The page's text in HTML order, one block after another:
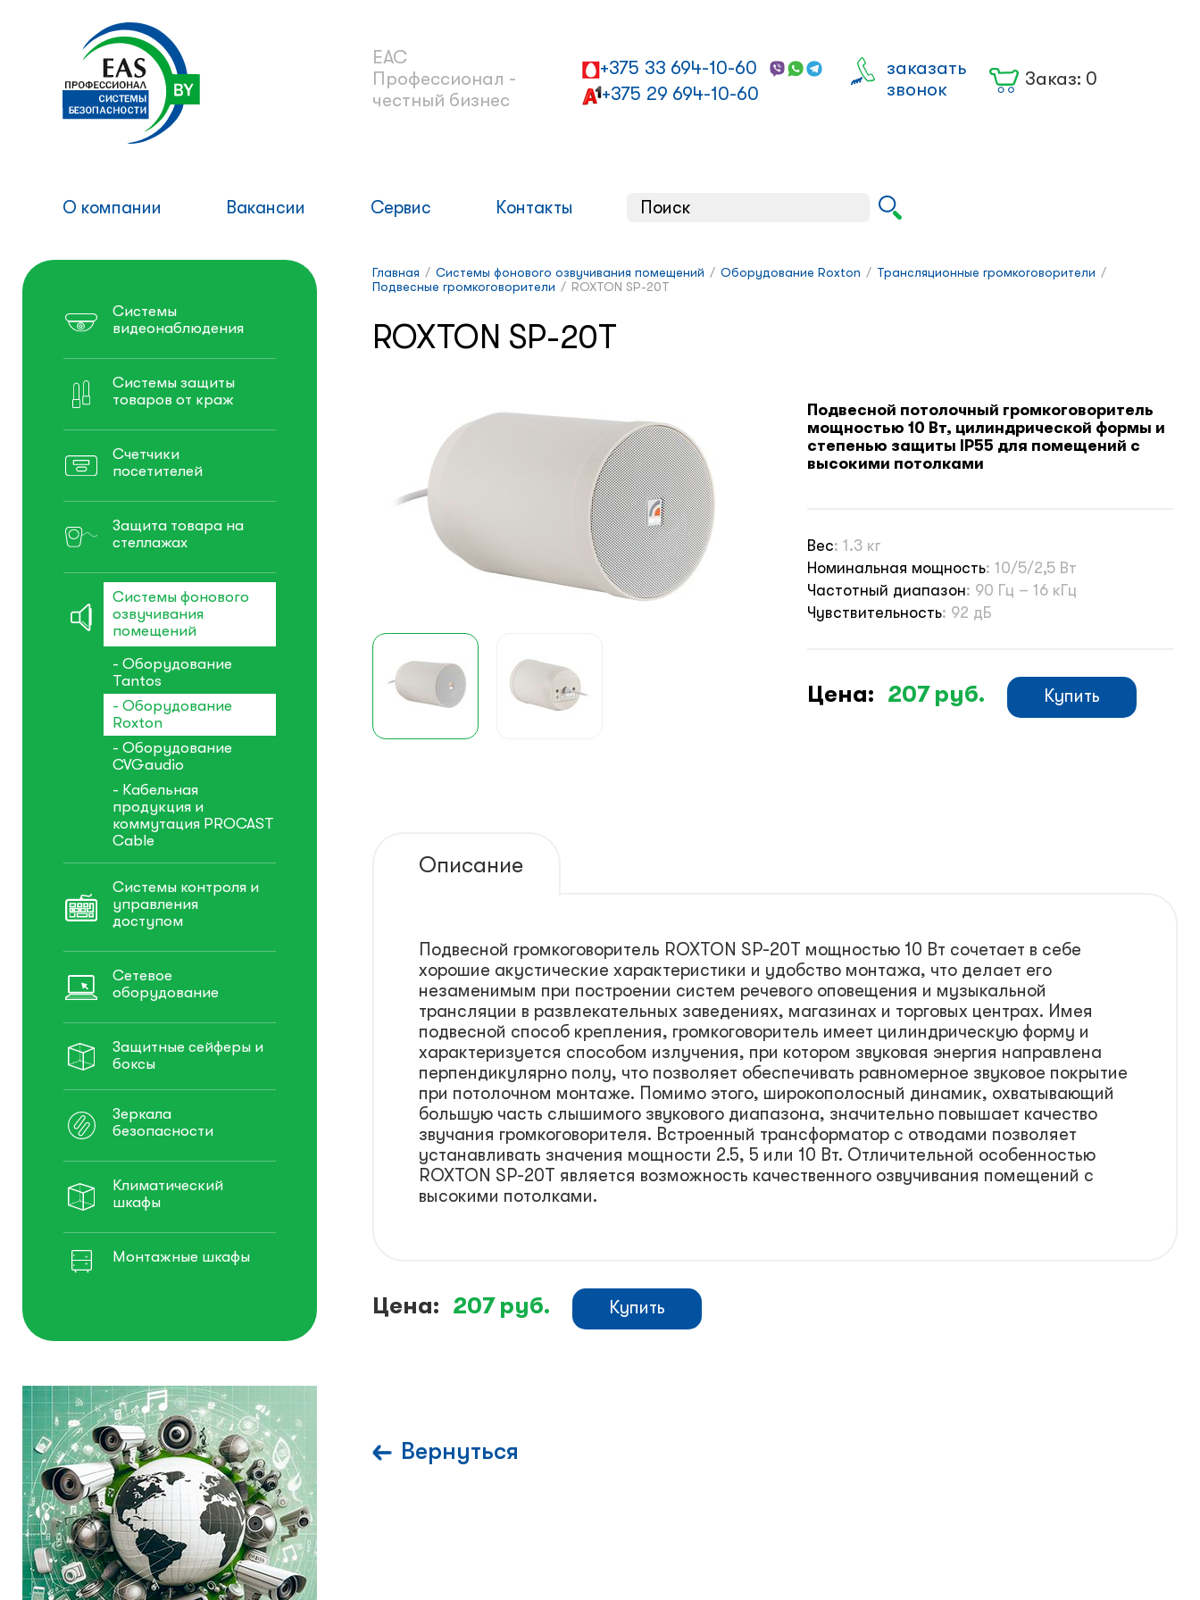
ЕАС
Профессионал -
честный бизнес
+375 33 694-10-60
+375 29 694-10-60
заказать
звонок
Заказ: 0
О компании Вакансии Сервис Контакты
Системы
видеонаблюдения
Системы защиты
товаров от краж
Счетчики
посетителей
Защита товара на
стеллажах
Системы фонового
озвучивания
помещений
- Оборудование
Tantos
- Оборудование
Roxton
- Оборудование
CVGaudio
- Кабельная
продукция и
коммутация PROCAST
Cable
Системы контроля и
управления
доступом
Сетевое
оборудование
Защитные сейферы и
боксы
Зеркала
безопасности
Климатический
шкафы
Монтажные шкафы
Главная / Системы фонового озвучивания помещений / Оборудование Roxton / Трансляционные громкоговорители /
Подвесные громкоговорители / ROXTON SP-20T
ROXTON SP-20T
Подвесной потолочный громкоговоритель
мощностью 10 Вт, цилиндрической формы и
степенью защиты IP55 для помещений с
высокими потолками
Вес: 1.3 кг
Номинальная мощность: 10/5/2,5 Вт
Частотный диапазон: 90 Гц – 16 кГц
Чувствительность: 92 дБ
Цена: 207 руб. Купить
Описание
Подвесной громкоговоритель ROXTON SP-20T мощностью 10 Вт сочетает в себе
хорошие акустические характеристики и удобство монтажа, что делает его
незаменимым при построении систем речевого оповещения и музыкальной
трансляции в развлекательных заведениях, магазинах и торговых центрах. Имея
подвесной способ крепления, громкоговоритель имеет цилиндрическую форму и
характеризуется способом излучения, при котором звуковая энергия направлена
перпендикулярно полу, что позволяет обеспечивать равномерное звуковое покрытие
при потолочном монтаже. Помимо этого, широкополосный динамик, охватывающий
большую часть слышимого звукового диапазона, значительно повышает качество
звучания громкоговорителя. Встроенный трансформатор с отводами позволяет
устанавливать значения мощности 2.5, 5 или 10 Вт. Отличительной особенностью
ROXTON SP-20T является возможность качественного озвучивания помещений с
высокими потолками.
Цена: 207 руб. Купить
Вернуться